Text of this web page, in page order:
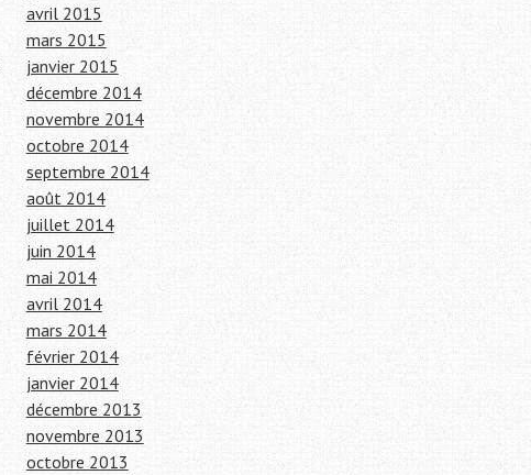
avril 2015
mars 2015
janvier 2015
décembre 2014
novembre 2014
octobre 2014
septembre 2014
août 2014
juillet 2014
juin 2014
mai 2014
avril 2014
mars 2014
février 2014
janvier 2014
décembre 2013
novembre 2013
octobre 2013